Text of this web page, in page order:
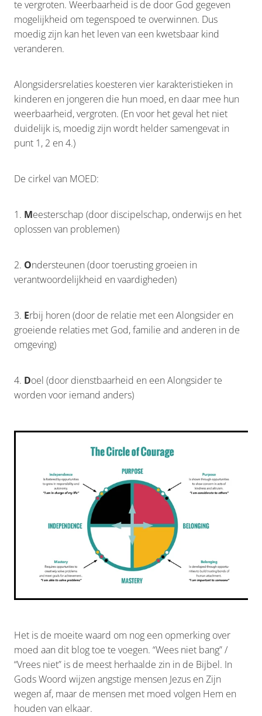
te vergroten. Weerbaarheid is de door God gegeven
mogelijkheid om tegenspoed te overwinnen. Dus
moedig zijn kan het leven van een kwetsbaar kind
veranderen.
Alongsidersrelaties koesteren vier karakteristieken in
kinderen en jongeren die hun moed, en daar mee hun
weerbaarheid, vergroten. (En voor het geval het niet
duidelijk is, moedig zijn wordt helder samengevat in
punt 1, 2 en 4.)
De cirkel van MOED:
1. Meesterschap (door discipelschap, onderwijs en het
oplossen van problemen)
2. Ondersteunen (door toerusting groeien in
verantwoordelijkheid en vaardigheden)
3. Erbij horen (door de relatie met een Alongsider en
groeiende relaties met God, familie and anderen in de
omgeving)
4. Doel (door dienstbaarheid en een Alongsider te
worden voor iemand anders)
Het is de moeite waard om nog een opmerking over
moed aan dit blog toe te voegen. “Wees niet bang” /
“Vrees niet” is de meest herhaalde zin in de Bijbel. In
Gods Woord wijzen angstige mensen Jezus en Zijn
wegen af, maar de mensen met moed volgen Hem en
houden van elkaar.